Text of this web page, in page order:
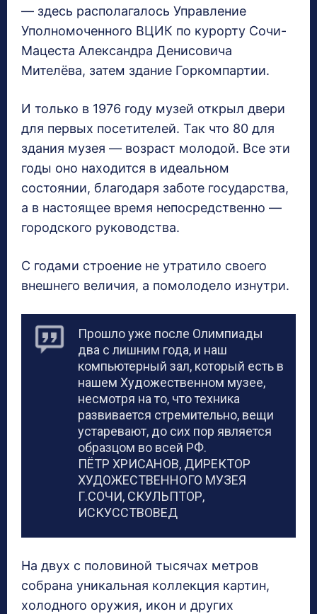
— здесь располагалось Управление
Уполномоченного ВЦИК по курорту Сочи-
Мацеста Александра Денисовича
Мителёва, затем здание Горкомпартии.
И только в 1976 году музей открыл двери
для первых посетителей. Так что 80 для
здания музея — возраст молодой. Все эти
годы оно находится в идеальном
состоянии, благодаря заботе государства,
а в настоящее время непосредственно —
городского руководства.
С годами строение не утратило своего
внешнего величия, а помолодело изнутри.
Прошло уже после Олимпиады
два с лишним года, и наш
компьютерный зал, который есть в
нашем Художественном музее,
несмотря на то, что техника
развивается стремительно, вещи
устаревают, до сих пор является
образцом во всей РФ.
ПЁТР ХРИСАНОВ, ДИРЕКТОР
ХУДОЖЕСТВЕННОГО МУЗЕЯ
Г.СОЧИ, СКУЛЬПТОР,
ИСКУССТВОВЕД
На двух с половиной тысячах метров
собрана уникальная коллекция картин,
холодного оружия, икон и других